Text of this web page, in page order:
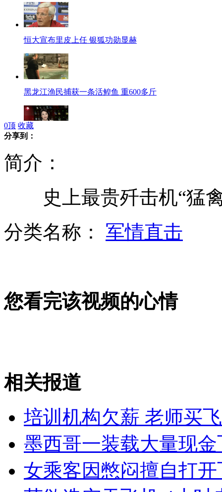
恒大宣布里皮上任 银狐功勋显赫
黑龙江渔民捕获一条活鳇鱼 重600多斤
罕见“雌雄同体蝴蝶”现身英国
英媒：过早上学对聪明孩子有害
山西运城恶犬咬伤多人 警民合力深夜将其击毙
女孩北京地铁殴打老人 痛下狠手拳打脚踢
0顶 收藏
分享到：
简介：
史上最贵歼击机“猛禽
分类名称： 军情直击
您看完该视频的心情
相关报道
培训机构欠薪 老师买
墨西哥一装载大量现
女乘客因憋闷擅自打